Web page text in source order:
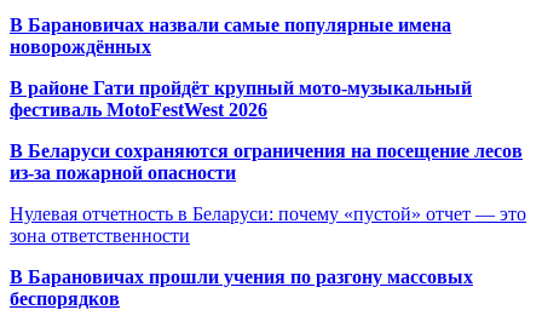
В Барановичах назвали самые популярные имена
новорождённых
В районе Гати пройдёт крупный мото-музыкальный
фестиваль MotoFestWest 2026
В Беларуси сохраняются ограничения на посещение лесов
из-за пожарной опасности
Нулевая отчетность в Беларуси: почему «пустой» отчет — это
зона ответственности
В Барановичах прошли учения по разгону массовых
беспорядков